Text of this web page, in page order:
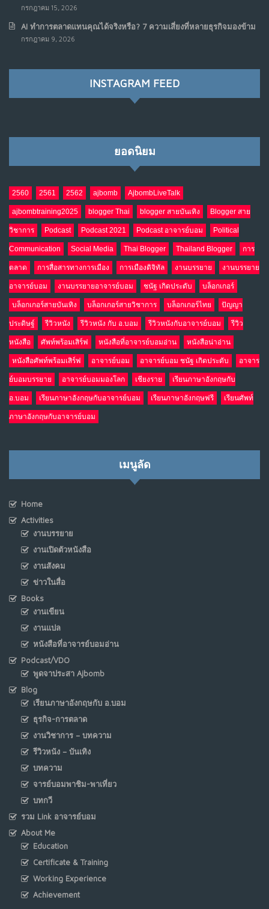
กรกฎาคม 15, 2026
AI ทำการตลาดแทนคุณได้จริงหรือ? 7 ความเสี่ยงที่หลายธุรกิจมองข้าม
กรกฎาคม 9, 2026
INSTAGRAM FEED
ยอดนิยม
2560 2561 2562 ajbomb AjbombLiveTalk
ajbombtraining2025 blogger Thai blogger สายบันเทิง Blogger สาย
วิชาการ Podcast Podcast 2021 Podcast อาจารย์บอม Political
Communication Social Media Thai Blogger Thailand Blogger การ
ตลาด การสื่อสารทางการเมือง การเมืองดิจิทัล งานบรรยาย งานบรรยาย
อาจารย์บอม งานบรรยายอาจารย์บอม ชนัฐ เกิดประดับ บล็อกเกอร์
บล็อกเกอร์สายบันเทิง บล็อกเกอร์สายวิชาการ บล็อกเกอร์ไทย ปัญญา
ประดิษฐ์ รีวิวหนัง รีวิวหนัง กับ อ.บอม รีวิวหนังกับอาจารย์บอม รีวิว
หนังสือ ศัพท์พร้อมเสิร์ฟ หนังสือที่อาจารย์บอมอ่าน หนังสือน่าอ่าน
หนังสือศัพท์พร้อมเสิร์ฟ อาจารย์บอม อาจารย์บอม ชนัฐ เกิดประดับ อาจาร
ย์บอมบรรยาย อาจารย์บอมมองโลก เชียงราย เรียนภาษาอังกฤษกับ
อ.บอม เรียนภาษาอังกฤษกับอาจารย์บอม เรียนภาษาอังกฤษฟรี เรียนศัพท์
ภาษาอังกฤษกับอาจารย์บอม
เมนูลัด
Home
Activities
งานบรรยาย
งานเปิดตัวหนังสือ
งานสังคม
ข่าวในสื่อ
Books
งานเขียน
งานแปล
หนังสือที่อาจารย์บอมอ่าน
Podcast/VDO
พูดจาประสา Ajbomb
Blog
เรียนภาษาอังกฤษกับ อ.บอม
ธุรกิจ-การตลาด
งานวิชาการ – บทความ
รีวิวหนัง – บันเทิง
บทความ
จารย์บอมพาชิม-พาเที่ยว
บทกวี
รวม Link อาจารย์บอม
About Me
Education
Certificate & Training
Working Experience
Achievement